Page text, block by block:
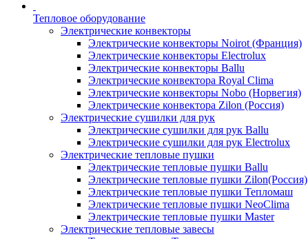
Тепловое оборудование
Электрические конвекторы
Электрические конвекторы Noirot (Франция)
Электрические конвекторы Electrolux
Электрические конвекторы Ballu
Электрические конвектора Royal Clima
Электрические конвекторы Nobo (Норвегия)
Электрические конвектора Zilon (Россия)
Электрические сушилки для рук
Электрические сушилки для рук Ballu
Электрические сушилки для рук Electrolux
Электрические тепловые пушки
Электрические тепловые пушки Ballu
Электрические тепловые пушки Zilon(Россия)
Электрические тепловые пушки Тепломаш
Электрические тепловые пушки NeoClima
Электрические тепловые пушки Master
Электрические тепловые завесы